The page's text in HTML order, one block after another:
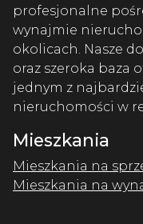
profesjonalne
wynajmie
okolicach. Nasze
oraz szeroka baza
jednym z
nieruchomości w
Mieszkania
Mieszkania na
Mieszkania na